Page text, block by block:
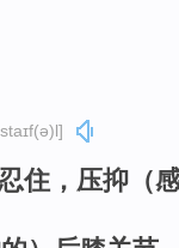
住，压抑（